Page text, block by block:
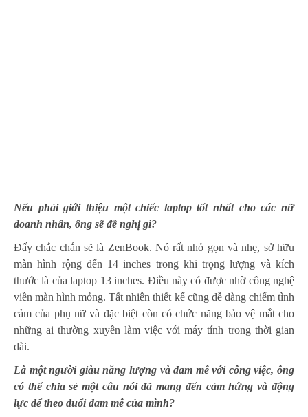
Nếu phải giới thiệu một chiếc laptop tốt nhất cho các nữ
doanh nhân, ông sẽ đề nghị gì?
Đấy chắc chắn sẽ là ZenBook. Nó rất nhỏ gọn và nhẹ, sở hữu
màn hình rộng đến 14 inches trong khi trọng lượng và kích
thước là của laptop 13 inches. Điều này có được nhờ công nghệ
viền màn hình mỏng. Tất nhiên thiết kế cũng dễ dàng chiếm tình
cảm của phụ nữ và đặc biệt còn có chức năng bảo vệ mắt cho
những ai thường xuyên làm việc với máy tính trong thời gian
dài.
Là một người giàu năng lượng và đam mê với công việc, ông
có thể chia sẻ một câu nói đã mang đến cảm hứng và động
lực để theo đuổi đam mê của mình?